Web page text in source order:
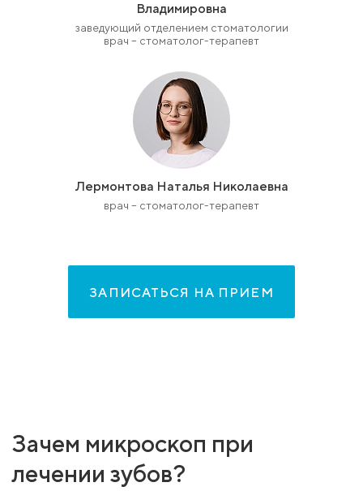
Владимировна
заведующий отделением стоматологии
врач – стоматолог-терапевт
Лермонтова Наталья Николаевна
врач – стоматолог-терапевт
ЗАПИСАТЬСЯ НА ПРИЕМ
Зачем микроскоп при
лечении зубов?